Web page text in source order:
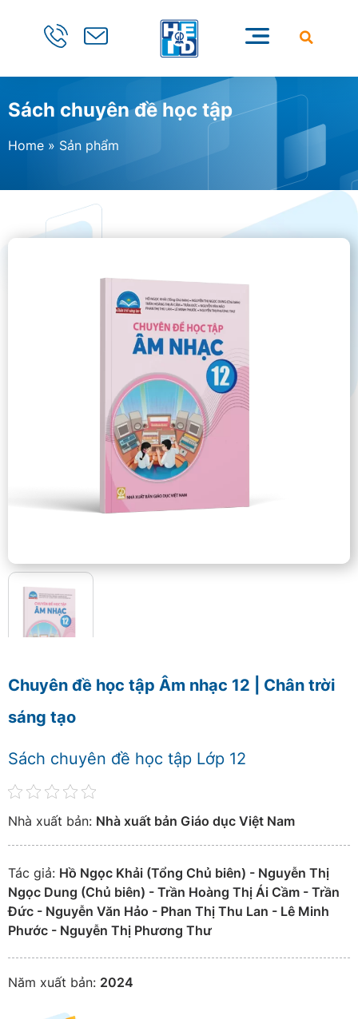
Sách chuyên đề học tập
Home » Sản phẩm
Chuyên đề học tập Âm nhạc 12 | Chân trời
sáng tạo
Sách chuyên đề học tập Lớp 12
Nhà xuất bản: Nhà xuất bản Giáo dục Việt Nam
Tác giả: Hồ Ngọc Khải (Tổng Chủ biên) - Nguyễn Thị
Ngọc Dung (Chủ biên) - Trần Hoàng Thị Ái Cầm - Trần
Đức - Nguyễn Văn Hảo - Phan Thị Thu Lan - Lê Minh
Phước - Nguyễn Thị Phương Thư
Năm xuất bản: 2024